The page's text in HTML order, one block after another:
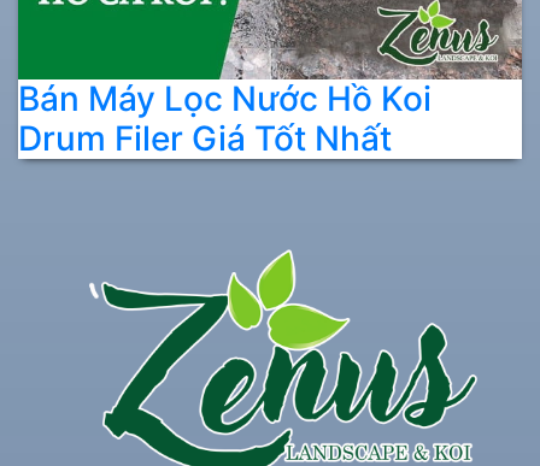
Bán Máy Lọc Nước Hồ Koi
Drum Filer Giá Tốt Nhất